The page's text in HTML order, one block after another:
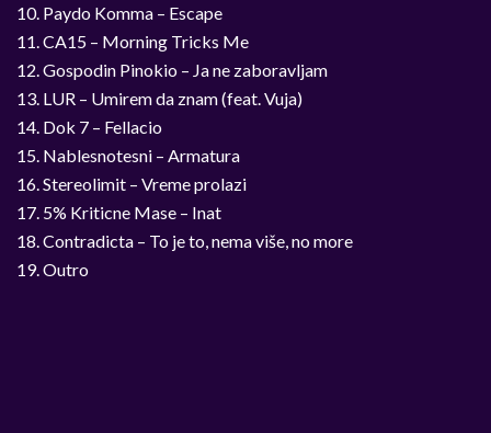
10. Paydo Komma – Escape
11. CA15 – Morning Tricks Me
12. Gospodin Pinokio – Ja ne zaboravljam
13. LUR – Umirem da znam (feat. Vuja)
14. Dok 7 – Fellacio
15. Nablesnotesni – Armatura
16. Stereolimit – Vreme prolazi
17. 5% Kriticne Mase – Inat
18. Contradicta – To je to, nema više, no more
19. Outro